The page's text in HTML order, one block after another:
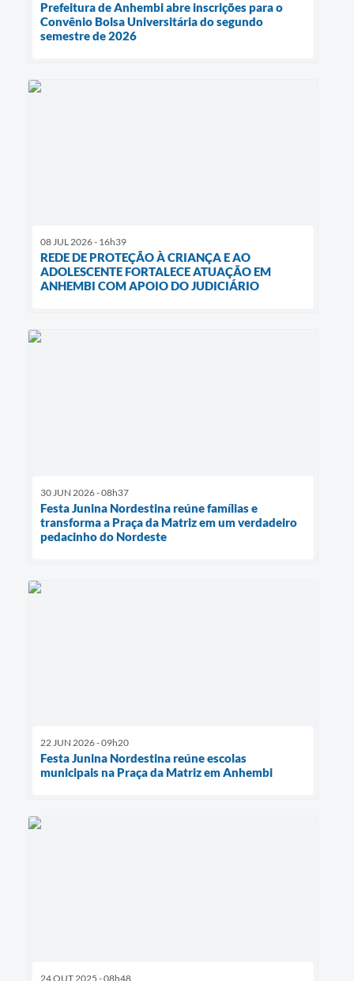
Prefeitura de Anhembi abre inscrições para o
Convênio Bolsa Universitária do segundo
semestre de 2026
08 JUL 2026 - 16h39
REDE DE PROTEÇÃO À CRIANÇA E AO
ADOLESCENTE FORTALECE ATUAÇÃO EM
ANHEMBI COM APOIO DO JUDICIÁRIO
30 JUN 2026 - 08h37
Festa Junina Nordestina reúne famílias e
transforma a Praça da Matriz em um verdadeiro
pedacinho do Nordeste
22 JUN 2026 - 09h20
Festa Junina Nordestina reúne escolas
municipais na Praça da Matriz em Anhembi
24 OUT 2025 - 08h48